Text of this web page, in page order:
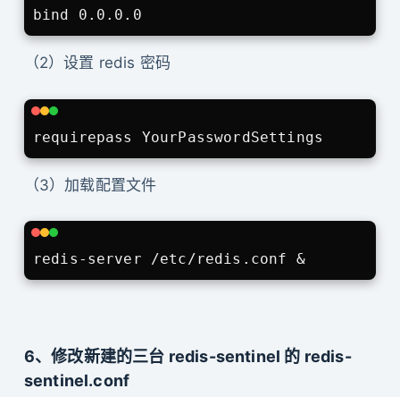
（2）设置 redis 密码
（3）加载配置文件
redis-server /etc/redis.conf &
6、修改新建的三台 redis-sentinel 的 redis-
sentinel.conf